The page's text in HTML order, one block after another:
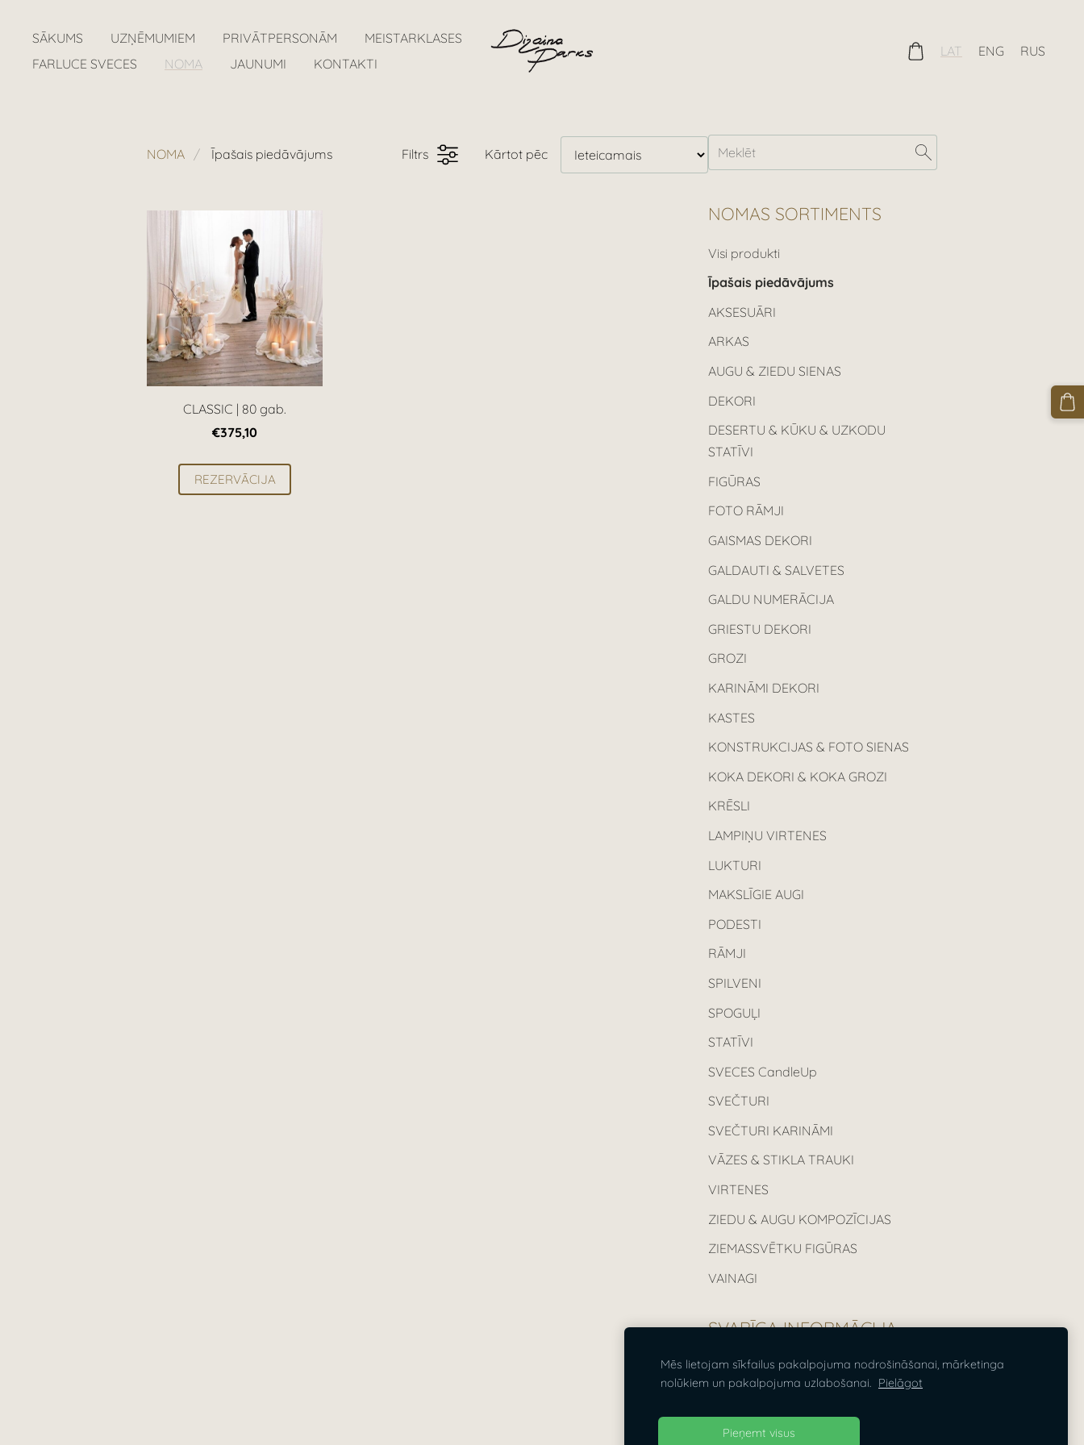
SĀKUMS UZŅĒMUMIEM PRIVĀTPERSONĀM
MEISTARKLASES
FARLUCE SVECES
NOMA JAUNUMI KONTAKTI
LAT ENG RUS
NOMAS SORTIMENTS
Visi produkti
Īpašais piedāvājums
AKSESUĀRI
ARKAS
AUGU & ZIEDU SIENAS
DEKORI
DESERTU & KŪKU & UZKODU
STATĪVI
FIGŪRAS
FOTO RĀMJI
GAISMAS DEKORI
GALDAUTI & SALVETES
GALDU NUMERĀCIJA
GRIESTU DEKORI
GROZI
KARINĀMI DEKORI
KASTES
KONSTRUKCIJAS & FOTO SIENAS
KOKA DEKORI & KOKA GROZI
KRĒSLI
LAMPIŅU VIRTENES
LUKTURI
MAKSLĪGIE AUGI
PODESTI
RĀMJI
SPILVENI
SPOGUĻI
STATĪVI
SVECES CandleUp
SVEČTURI
SVEČTURI KARINĀMI
VĀZES & STIKLA TRAUKI
VIRTENES
ZIEDU & AUGU KOMPOZĪCIJAS
ZIEMASSVĒTKU FIGŪRAS
VAINAGI
SVARĪGA INFORMĀCIJA
Visas cenas norādītas ieskaitot PVN
21%.
NOMA Īpašais piedāvājums Filtrs Kārtot pēc
CLASSIC | 80 gab.
€375,10
REZERVĀCIJA
Mēs lietojam sīkfailus pakalpojuma nodrošināšanai, mārketinga
nolūkiem un pakalpojuma uzlabošanai. Pielāgot
Pieņemt visus